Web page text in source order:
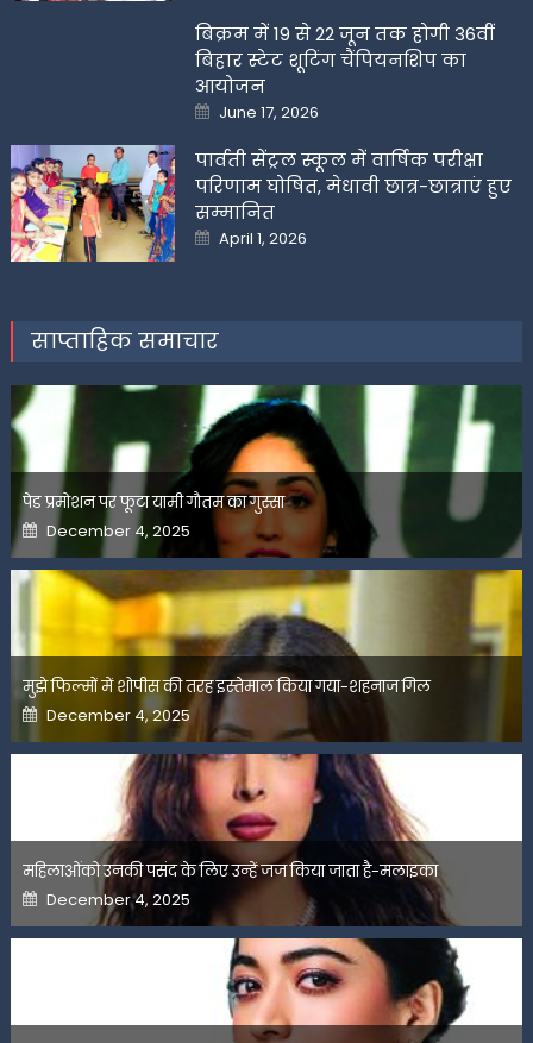
बिक्रम में 19 से 22 जून तक होगी 36वीं
बिहार स्टेट शूटिंग चैंपियनशिप का
आयोजन
Posted
on
June 17, 2026
पार्वती सेंट्रल स्कूल में वार्षिक परीक्षा
परिणाम घोषित, मेधावी छात्र-छात्राएं हुए
सम्मानित
Posted
on
April 1, 2026
साप्ताहिक समाचार
पेड प्रमोशन पर फूटा यामी गौतम का गुस्सा
Posted
on
December 4, 2025
मुझे फिल्मों में शोपीस की तरह इस्तेमाल किया गया-शहनाज गिल
Posted
on
December 4, 2025
महिलाओंको उनकी पसंद के लिए उन्हें जज किया जाता है-मलाइका
Posted
on
December 4, 2025